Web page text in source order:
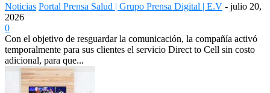
Noticias Portal Prensa Salud | Grupo Prensa Digital | E.V - julio 20,
2026
0
Con el objetivo de resguardar la comunicación, la compañía activó
temporalmente para sus clientes el servicio Direct to Cell sin costo
adicional, para que...